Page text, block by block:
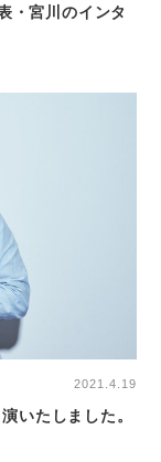
・宮川のインタ
2021.4.19
いたしました。